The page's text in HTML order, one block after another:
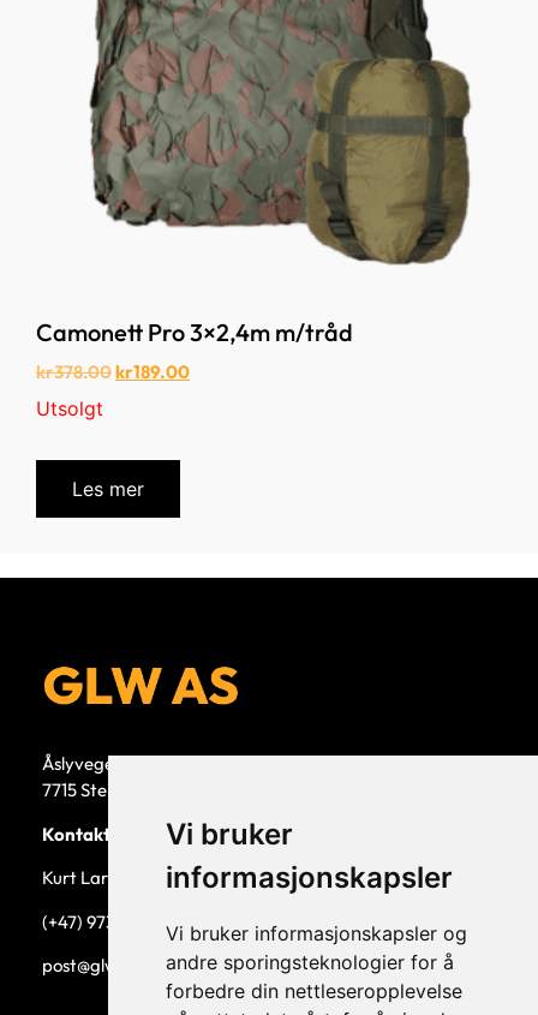
Vi bruker
informasjonskapsler
Vi bruker informasjonskapsler og
andre sporingsteknologier for å
forbedre din nettleseropplevelse
Camonett Pro 3×2,4m m/tråd
kr378.00kr189.00
Utsolgt
Les mer
Åslyvegen 5b
7715 Steinkjer
Kontaktperson
Kurt Larsen, daglig leder.
(+47) 973 33 332
post@glw.no